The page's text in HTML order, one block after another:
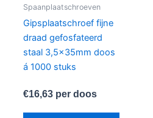
Spaanplaatschroeven
Gipsplaatschroef fijne
draad gefosfateerd
staal 3,5x35mm doos
á 1000 stuks
€16,63per doos